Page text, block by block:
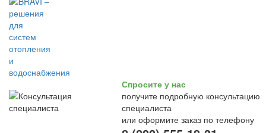
Спросите у нас
получите подробную консультацию
специалиста
или оформите заказ по телефону